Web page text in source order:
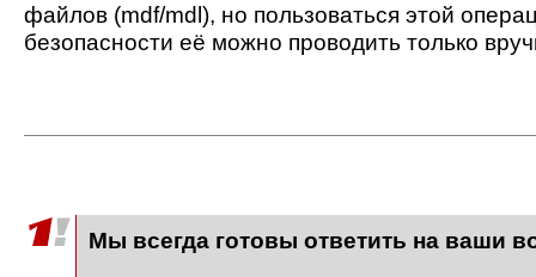
файлов (mdf/mdl), но пользоваться этой
безопасности её можно проводить только
Мы всегда готовы ответить на ваши